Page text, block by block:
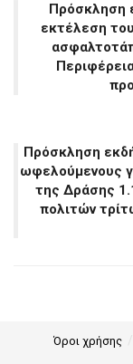
Πρόσκληση
εκτέλεση
Πρόσκληση
ωφελούμενους
της Δράσης
πολιτών
Όροι χρήσης